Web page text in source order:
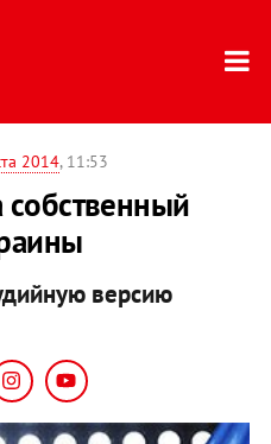
2014, 11:53
собственный
версию